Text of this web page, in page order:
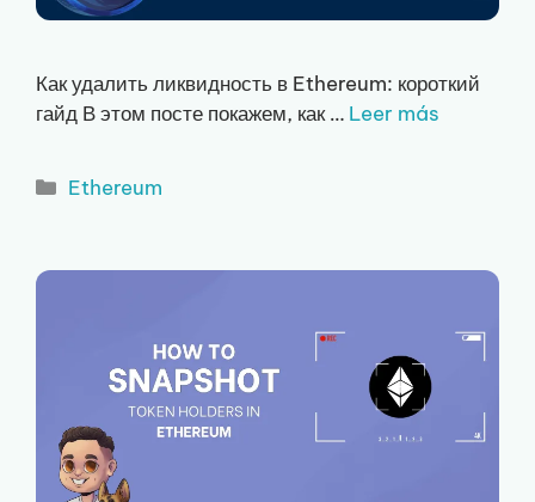
Как удалить ликвидность в Ethereum: короткий
гайд В этом посте покажем, как … Leer más
Рубрики
Ethereum